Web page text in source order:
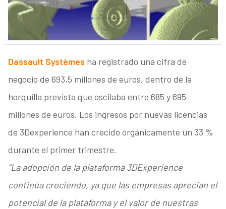
Dassault Systèmes ha registrado una cifra de
negocio de 693,5 millones de euros, dentro de la
horquilla prevista que oscilaba entre 685 y 695
millones de euros. Los ingresos por nuevas licencias
de 3Dexperience han crecido orgánicamente un 33 %
durante el primer trimestre.
“La adopción de la plataforma 3DExperience
continúa creciendo, ya que las empresas aprecian el
potencial de la plataforma y el valor de nuestras